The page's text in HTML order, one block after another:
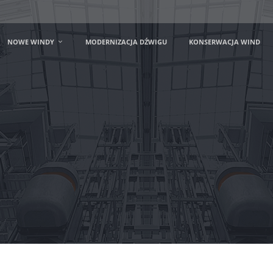
NOWE WINDY MODERNIZACJA DŹWIGU KONSERWACJA WIND